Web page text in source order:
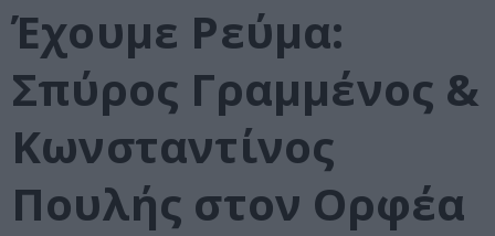
Έχουμε Ρεύμα:
Σπύρος Γραμμένος &
Κωνσταντίνος
Πουλής στον Ορφέα